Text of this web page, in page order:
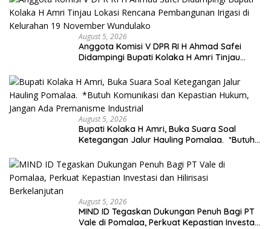
August 5, 2026
Anggota Komisi V DPR RI H Ahmad Safei
Didampingi Bupati Kolaka H Amri Tinjau
Kelurahan 19 November Wundulako
August 5, 2026
Bupati Kolaka H Amri, Buka Suara Soal
Ketegangan Jalur Hauling Pomalaa. *Butuh
Ada Premanisme Industrial
August 5, 2026
MIND ID Tegaskan Dukungan Penuh Bagi PT
Vale di Pomalaa, Perkuat Kepastian Investasi